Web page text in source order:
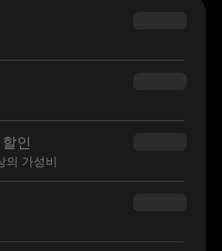
$69.90
$54.90
인
의 가성비
$34.95
$160.00